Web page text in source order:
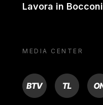
Lavora in Bocconi
MEDIA CENTER
BTV TL ON